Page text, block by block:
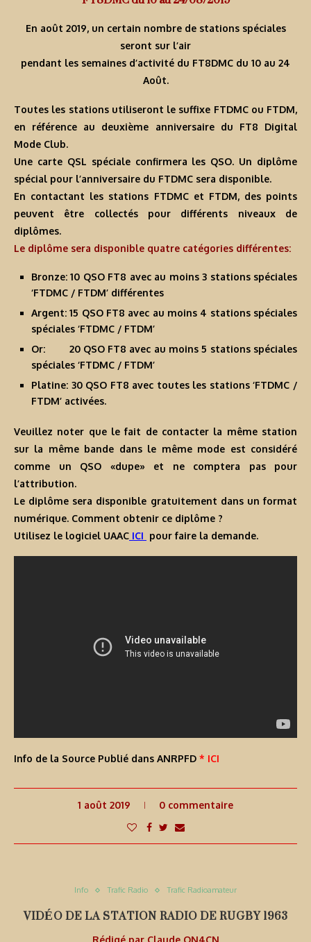
En août 2019, un certain nombre de stations spéciales
seront sur l’air
pendant les semaines d’activité du FT8DMC du 10 au 24
Août.
Toutes les stations utiliseront le suffixe FTDMC ou FTDM,
en référence au deuxième anniversaire du FT8 Digital
Mode Club.
Une carte QSL spéciale confirmera les QSO. Un diplôme
spécial pour l’anniversaire du FTDMC sera disponible.
En contactant les stations FTDMC et FTDM, des points
peuvent être collectés pour différents niveaux de
diplômes.
Le diplôme sera disponible quatre catégories différentes:
Bronze: 10 QSO FT8 avec au moins 3 stations spéciales
‘FTDMC / FTDM’ différentes
Argent: 15 QSO FT8 avec au moins 4 stations spéciales
spéciales ‘FTDMC / FTDM’
Or: 20 QSO FT8 avec au moins 5 stations spéciales
spéciales ‘FTDMC / FTDM’
Platine: 30 QSO FT8 avec toutes les stations ‘FTDMC /
FTDM’ activées.
Veuillez noter que le fait de contacter la même station
sur la même bande dans le même mode est considéré
comme un QSO «dupe» et ne comptera pas pour
l’attribution.
Le diplôme sera disponible gratuitement dans un format
numérique. Comment obtenir ce diplôme ?
Utilisez le logiciel UAAC ICI pour faire la demande.
Info de la Source Publié dans ANRPFD * ICI
1 août 2019 0 commentaire
Info Trafic Radio Trafic Radioamateur
VIDÉO DE LA STATION RADIO DE RUGBY 1963